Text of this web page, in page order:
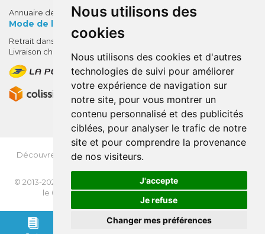
Nous utilisons des
cookies
Nous utilisons des cookies et d'autres
technologies de suivi pour améliorer
votre expérience de navigation sur
notre site, pour vous montrer un
contenu personnalisé et des publicités
ciblées, pour analyser le trafic de notre
site et pour comprendre la provenance
de nos visiteurs.
J'accepte
Je refuse
Changer mes préférences
Annuaire des pharmacies
Mode de livraison
Retrait dans la pharmacie
Livraison chez vous
Découvrez OrdoFlash.fr (MonOrdo.fr)
© 2013-2026
- Tous droits réservés - Page mise à jour
le 03/08/2026 -Apotekisto, pharmacie en ligne
VOTRE REMISE
SUR VOTRE 1ÈRE COMMANDE*
AVEC LE CODE
BIENVENUE10
* sans minimum d'achat , hors
médicaments et produits en offre,
utilisez le code au moment de la
validation du panier afin que la